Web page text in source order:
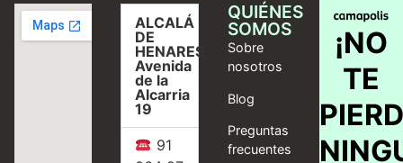
ALCALÁ
DE
HENARES,
Avenida
de la
Alcarria
19
91
QUIÉNES
SOMOS
Sobre
nosotros
Blog
Preguntas
frecuentes
¡NO
TE